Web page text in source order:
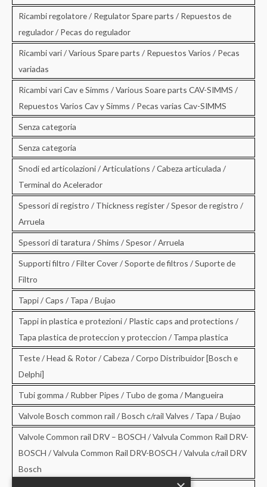
Ricambi regolatore / Regulator Spare parts / Repuestos de
regulador / Pecas do regulador
Ricambi vari / Various Spare parts / Repuestos Varios / Pecas
variadas
Ricambi vari Cav e Simms / Various Soare parts CAV-SIMMS /
Repuestos Varios Cav y Simms / Pecas varias Cav-SIMMS
Senza categoria
Senza categoria
Snodi ed articolazioni / Articulations / Cabeza articulada /
Terminal do Acelerador
Spessori di registro / Thickness register / Spesor de registro /
Arruela
Spessori di taratura / Shims / Spesor / Arruela
Supporti filtro / Filter Cover / Soporte de filtros / Suporte de
Filtro
Tappi / Caps / Tapa / Bujao
Tappi in plastica e protezioni / Plastic caps and protections /
Tapa plastica de proteccion y proteccion / Tampa plastica
Teste / Head & Rotor / Cabeza / Corpo Distribuidor [Bosch e
Delphi]
Tubi gomma / Rubber Pipes / Tubo de goma / Mangueira
Valvole Bosch common rail / Bosch c/rail Valves / Tapa / Bujao
Valvole Common rail DRV – BOSCH / Valvula Common Rail DRV-
BOSCH / Valvula Common Rail DRV-BOSCH / Valvula c/rail DRV
Bosch